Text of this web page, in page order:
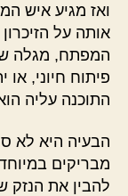
ואז מגיע איש
אותה על
המפתח, מגלה
פיתוח חיוני,
התוכנה עליה
מבריקים
להבין את הנזק